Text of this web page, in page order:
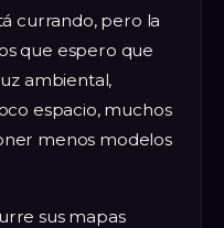
currando, pero la
que espero que
ambiental,
espacio, muchos
menos modelos
sus mapas